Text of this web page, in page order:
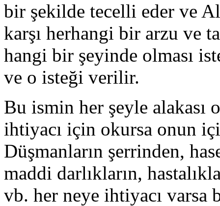
bir şekilde tecelli eder ve
karşı herhangi bir arzu ve
hangi bir şeyinde olması
ve o isteği verilir.
Bu ismin her şeyle alakası
ihtiyacı için okursa onun
Düşmanların şerrinden,
maddi darlıkların,
vb. her neye ihtiyacı varsa